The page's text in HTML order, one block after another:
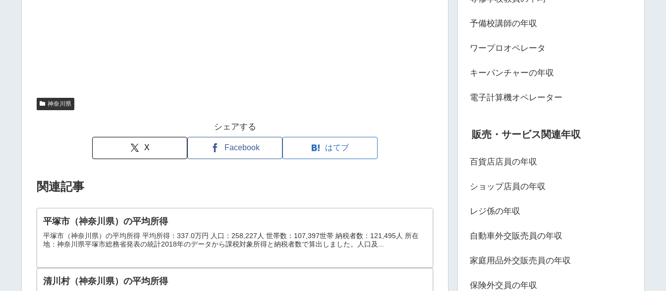
神奈川県
シェアする
X Facebook はてブ
関連記事
平塚市（神奈川県）の平均所得
平塚市（神奈川県）の平均所得 平均所得：337.0万円 人口：258,227人 世帯数：107,397世帯 納税者数：121,495人 所在
地：神奈川県平塚市総務省発表の統計2018年のデータから課税対象所得と納税者数で算出しました。人口及...
清川村（神奈川県）の平均所得
予備校講師の年収
ワープロオペレータ
キーパンチャーの年収
電子計算機オペレーター
販売・サービス関連年収
百貨店店員の年収
ショップ店員の年収
レジ係の年収
自動車外交販売員の年収
家庭用品外交販売員の年収
保険外交員の年収